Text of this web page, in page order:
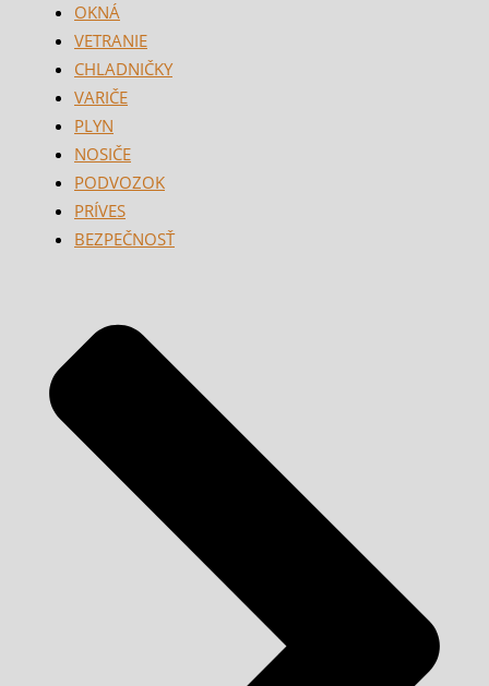
OKNÁ
VETRANIE
CHLADNIČKY
VARIČE
PLYN
NOSIČE
PODVOZOK
PRÍVES
BEZPEČNOSŤ